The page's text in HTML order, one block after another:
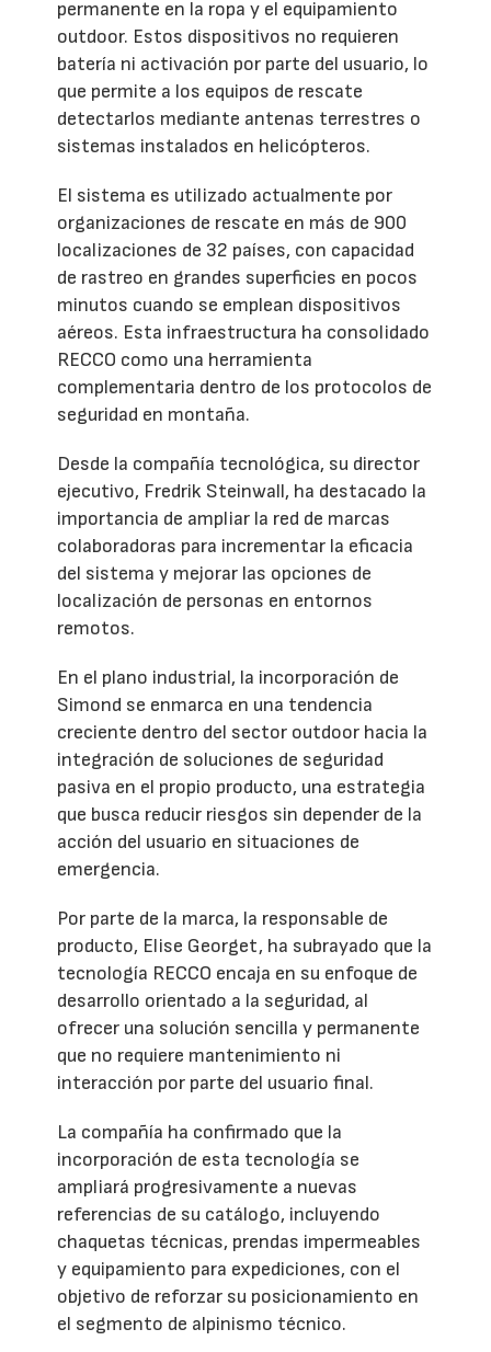
permanente en la ropa y el equipamiento
outdoor. Estos dispositivos no requieren
batería ni activación por parte del usuario, lo
que permite a los equipos de rescate
detectarlos mediante antenas terrestres o
sistemas instalados en helicópteros.
El sistema es utilizado actualmente por
organizaciones de rescate en más de 900
localizaciones de 32 países, con capacidad
de rastreo en grandes superficies en pocos
minutos cuando se emplean dispositivos
aéreos. Esta infraestructura ha consolidado
RECCO como una herramienta
complementaria dentro de los protocolos de
seguridad en montaña.
Desde la compañía tecnológica, su director
ejecutivo, Fredrik Steinwall, ha destacado la
importancia de ampliar la red de marcas
colaboradoras para incrementar la eficacia
del sistema y mejorar las opciones de
localización de personas en entornos
remotos.
En el plano industrial, la incorporación de
Simond se enmarca en una tendencia
creciente dentro del sector outdoor hacia la
integración de soluciones de seguridad
pasiva en el propio producto, una estrategia
que busca reducir riesgos sin depender de la
acción del usuario en situaciones de
emergencia.
Por parte de la marca, la responsable de
producto, Elise Georget, ha subrayado que la
tecnología RECCO encaja en su enfoque de
desarrollo orientado a la seguridad, al
ofrecer una solución sencilla y permanente
que no requiere mantenimiento ni
interacción por parte del usuario final.
La compañía ha confirmado que la
incorporación de esta tecnología se
ampliará progresivamente a nuevas
referencias de su catálogo, incluyendo
chaquetas técnicas, prendas impermeables
y equipamiento para expediciones, con el
objetivo de reforzar su posicionamiento en
el segmento de alpinismo técnico.